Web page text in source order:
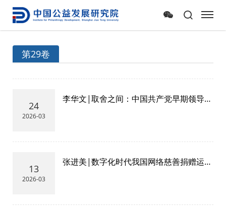
第29卷
24
2026-03
李华文|取舍之间：中国共产党早期领导人
13
2026-03
张进美|数字化时代我国网络慈善捐赠运行